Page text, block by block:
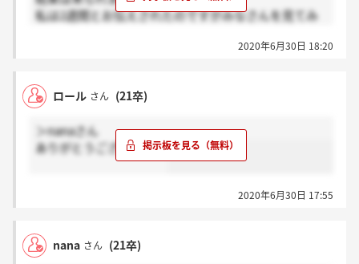
私は2週間とお伝えされたのですがみなさんを見てみ
2020年6月30日 18:20
ロール さん (21卒)
＞nanaさん
ありがとうございます！
2020年6月30日 17:55
nana さん (21卒)